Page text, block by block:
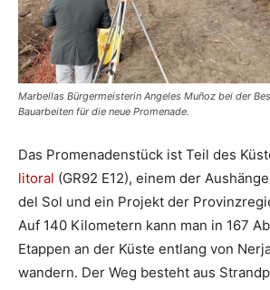
Marbellas Bürgermeisterin Angeles Muñoz bei der
Bauarbeiten für die neue Promenade.
Das Promenadenstück ist Teil des
litoral (GR92 E12), einem der
del Sol und ein Projekt der
Auf 140 Kilometern kann man in 167
Etappen an der Küste entlang von
wandern. Der Weg besteht aus